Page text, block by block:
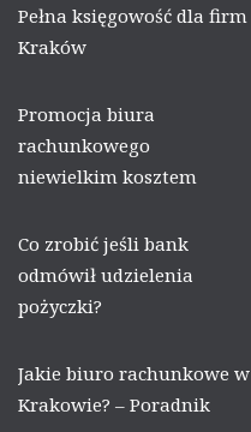
Pełna księgowość dla firm
Kraków
Promocja biura
rachunkowego
niewielkim kosztem
Co zrobić jeśli bank
odmówił udzielenia
pożyczki?
Jakie biuro rachunkowe w
Krakowie? – Poradnik